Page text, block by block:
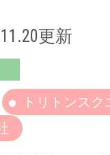
更新
トリトンスク